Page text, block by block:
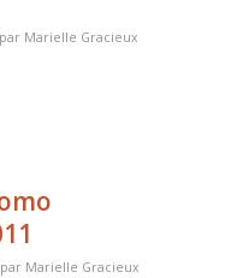
par Marielle Gracieux
par Marielle Gracieux